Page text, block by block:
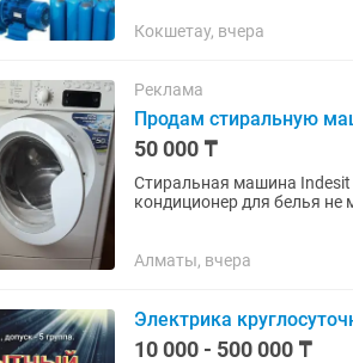
Кокшетау, вчера
Реклама
Продам стиральную
50 000 ₸
Стиральная машина Indesit 2019 года На 6 кг В нормальном
кондиционер для белья не
Алматы, вчера
Электрика
10 000 - 500 000 ₸